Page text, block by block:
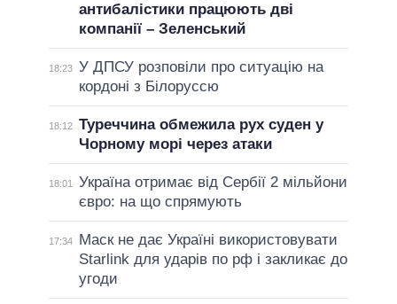
антибалістики працюють дві
компанії – Зеленський
18:23 У ДПСУ розповіли про ситуацію на
кордоні з Білоруссю
18:12 Туреччина обмежила рух суден у
Чорному морі через атаки
18:01
Україна отримає від Сербії 2 мільйони
євро: на що спрямують
17:34
Маск не дає Україні використовувати
Starlink для ударів по рф і закликає до
угоди